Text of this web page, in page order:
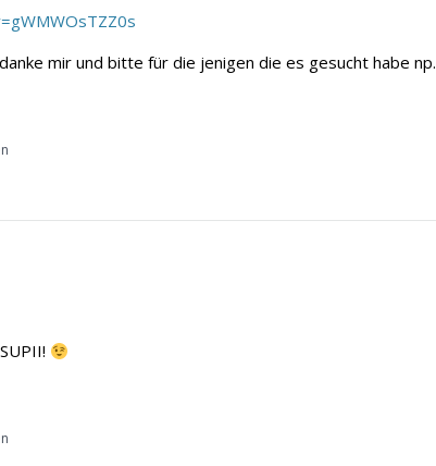
mir und bitte für die jenigen die es gesucht habe np.